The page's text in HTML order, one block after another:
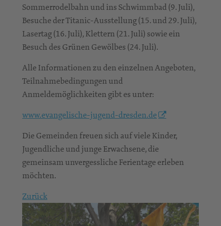
Sommerrodelbahn und ins Schwimmbad (9. Juli),
Besuche der Titanic-Ausstellung (15. und 29. Juli),
Lasertag (16. Juli), Klettern (21. Juli) sowie ein
Besuch des Grünen Gewölbes (24. Juli).
Alle Informationen zu den einzelnen Angeboten,
Teilnahmebedingungen und
Anmeldemöglichkeiten gibt es unter:
www.evangelische-jugend-dresden.de
Die Gemeinden freuen sich auf viele Kinder,
Jugendliche und junge Erwachsene, die
gemeinsam unvergessliche Ferientage erleben
möchten.
Zurück